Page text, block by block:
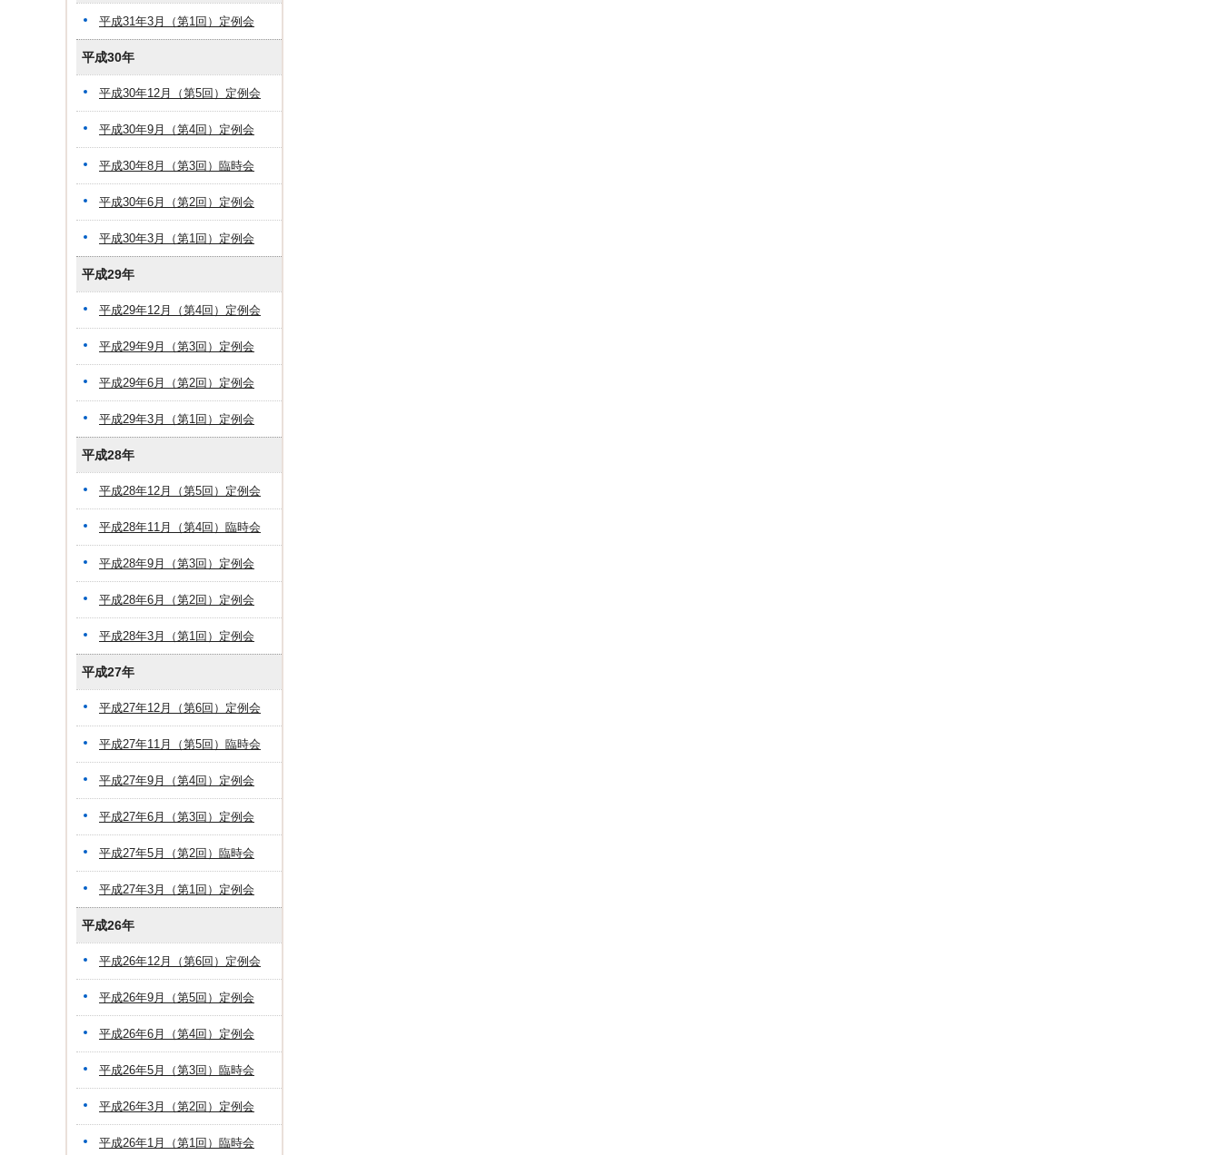
平成31年3月（第1回）定例会
平成30年
平成30年12月（第5回）定例会
平成30年9月（第4回）定例会
平成30年8月（第3回）臨時会
平成30年6月（第2回）定例会
平成30年3月（第1回）定例会
平成29年
平成29年12月（第4回）定例会
平成29年9月（第3回）定例会
平成29年6月（第2回）定例会
平成29年3月（第1回）定例会
平成28年
平成28年12月（第5回）定例会
平成28年11月（第4回）臨時会
平成28年9月（第3回）定例会
平成28年6月（第2回）定例会
平成28年3月（第1回）定例会
平成27年
平成27年12月（第6回）定例会
平成27年11月（第5回）臨時会
平成27年9月（第4回）定例会
平成27年6月（第3回）定例会
平成27年5月（第2回）臨時会
平成27年3月（第1回）定例会
平成26年
平成26年12月（第6回）定例会
平成26年9月（第5回）定例会
平成26年6月（第4回）定例会
平成26年5月（第3回）臨時会
平成26年3月（第2回）定例会
平成26年1月（第1回）臨時会